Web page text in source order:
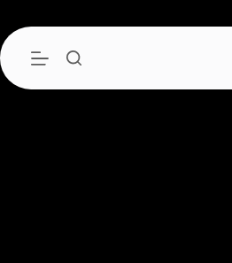
περιεχόμενο